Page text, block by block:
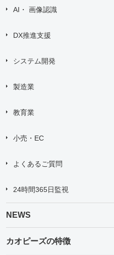
AI・ 画像認識
DX推進支援
システム開発
製造業
教育業
小売・EC
よくあるご質問
24時間365日監視
NEWS
カオピーズの特徴